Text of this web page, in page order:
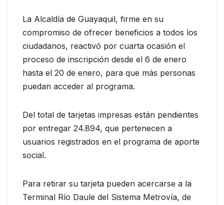
La Alcaldía de Guayaquil, firme en su
compromiso de ofrecer beneficios a todos los
ciudadanos, reactivó por cuarta ocasión el
proceso de inscripción desde el 6 de enero
hasta el 20 de enero, para que más personas
puedan acceder al programa.
Del total de tarjetas impresas están pendientes
por entregar 24.894, que pertenecen a
usuarios registrados en el programa de aporte
social.
Para retirar su tarjeta pueden acercarse a la
Terminal Río Daule del Sistema Metrovía, de